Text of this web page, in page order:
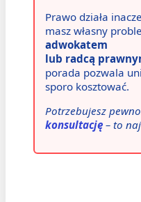
Prawo działa
masz własny
adwokatem
lub radcą
porada pozwala
sporo kosztować.
Potrzebujesz
konsultację – to